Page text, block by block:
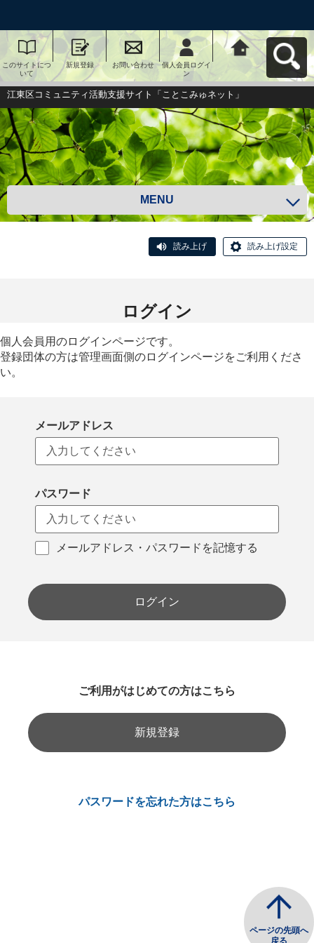
このサイトにつ
いて
新規登録 お問い合わせ
個人会員ログイ
ン
江東区コミュニ
ティ活動支援サ
イト「ことこみ
ゅネット」へ戻
る
江東区コミュニティ活動支援サイト「ことこみゅネット」
MENU
読み上げ 読み上げ設定
ログイン
個人会員用のログインページです。
登録団体の方は管理画面側のログインページをご利用くださ
い。
メールアドレス
パスワード
メールアドレス・パスワードを記憶する
ログイン
ご利用がはじめての方はこちら
新規登録
パスワードを忘れた方はこちら
ページの先頭へ
戻る